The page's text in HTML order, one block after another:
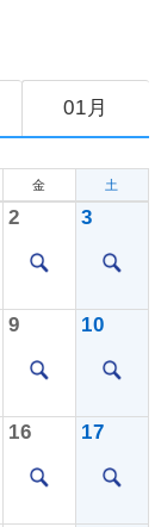
01月
金 土
2 3
9 10
16 17